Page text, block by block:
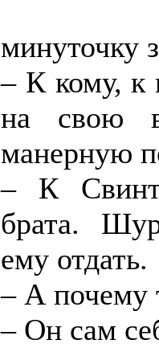
минуточку
– К кому, к
на свою
манерную
– К
брата.
ему отдать.
– А почему
– Он сам